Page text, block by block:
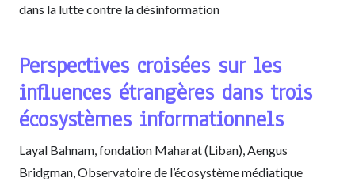
dans la lutte contre la désinformation
Perspectives croisées sur les
influences étrangères dans trois
écosystèmes informationnels
Layal Bahnam, fondation Maharat (Liban), Aengus
Bridgman, Observatoire de l’écosystème médiatique